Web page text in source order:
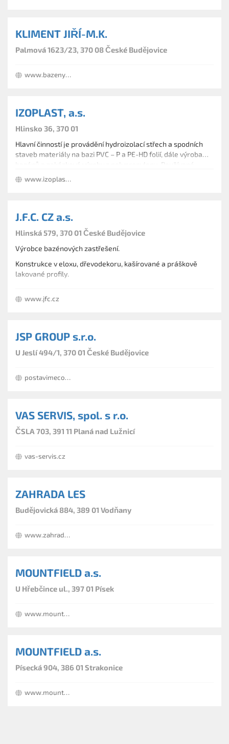
KLIMENT JIŘÍ-M.K.
Palmová 1623/23, 370 08 České Budějovice
www.bazenykliment.cz
IZOPLAST, a.s.
Hlinsko 36, 370 01
Hlavní činností je provádění hydroizolací střech a spodních
staveb materiály na bazi PVC – P a PE-HD folií, dále výroba
bazénů a zakázková výroby z polypropylenu. Používané
materiály od předních českých i zahraničních výrobců mají
certifikaci pro použití v České republice.
www.izoplast.cz
J.F.C. CZ a.s.
Hlinská 579, 370 01 České Budějovice
Výrobce bazénových zastřešení.
Konstrukce v eloxu, dřevodekoru, kašírované a práškově
lakované profily.
www.jfc.cz
JSP GROUP s.r.o.
U Jeslí 494/1, 370 01 České Budějovice
postavimecokoliv.eu
VAS SERVIS, spol. s r.o.
ČSLA 703, 391 11 Planá nad Lužnicí
vas-servis.cz
ZAHRADA LES
Budějovická 884, 389 01 Vodňany
www.zahradales.cz
MOUNTFIELD a.s.
U Hřebčince ul., 397 01 Písek
www.mountfield.cz
MOUNTFIELD a.s.
Písecká 904, 386 01 Strakonice
www.mountfield.cz